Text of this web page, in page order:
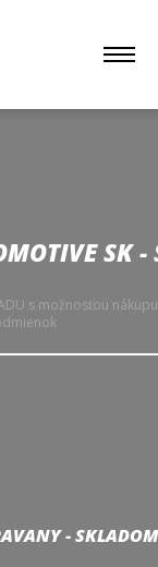
SK -
s možnosťou
-